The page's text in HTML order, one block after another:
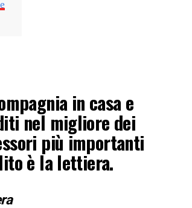
in casa e
nel migliore dei
più importanti
è la lettiera.